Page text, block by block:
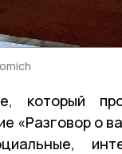
который
«Разговор о